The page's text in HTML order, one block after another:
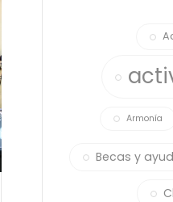
Armonía
Becas y